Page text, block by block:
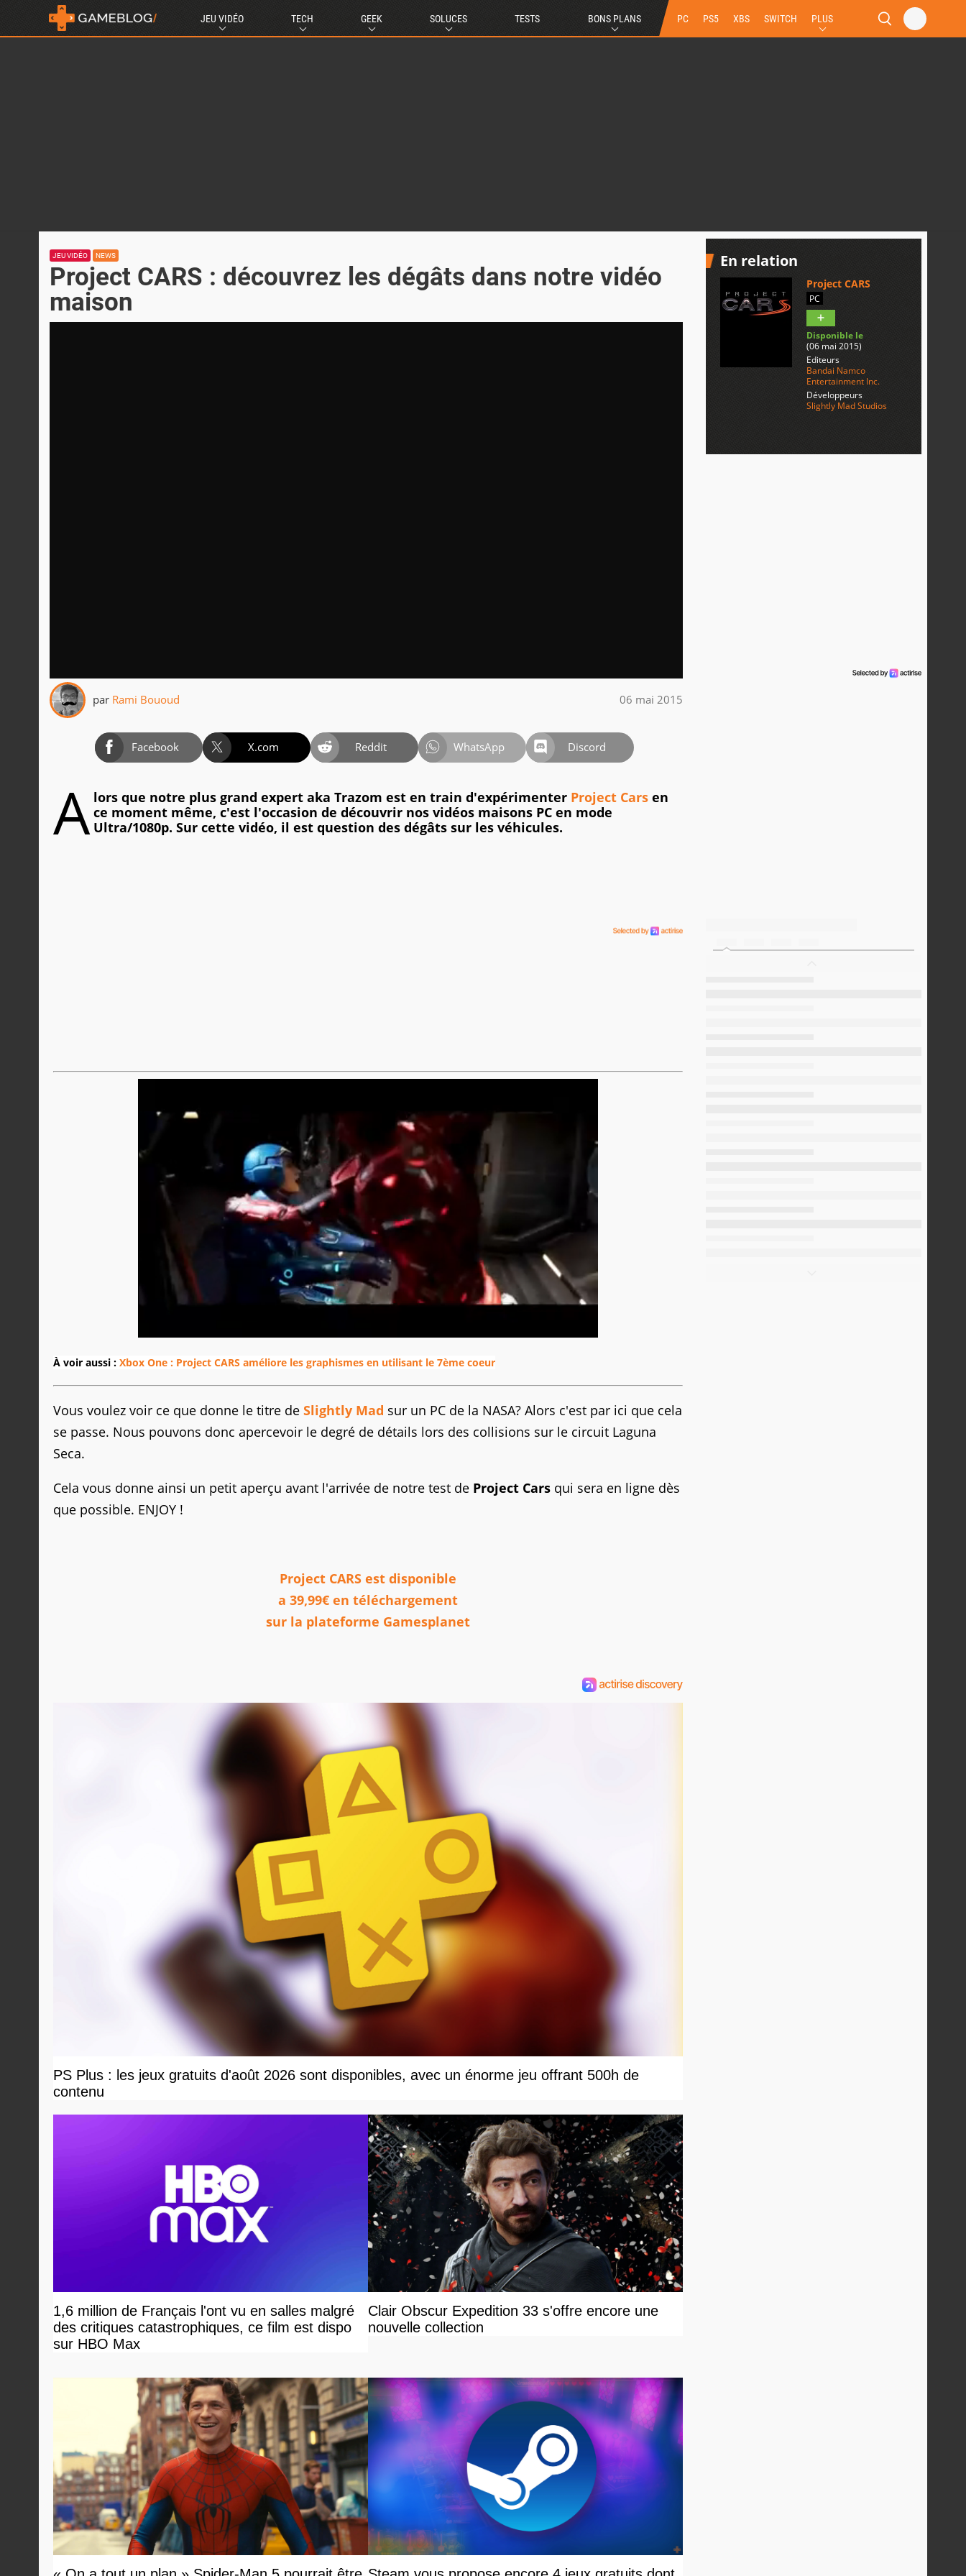
JEU VIDÉO TECH GEEK SOLUCES TESTS BONS PLANS PC PS5 XBS SWITCH PLUS
JEU VIDÉO NEWS
Project CARS : découvrez les dégâts dans notre vidéo
maison
par Rami Bououd 06 mai 2015
Facebook X.com Reddit WhatsApp Discord
A lors que notre plus grand expert aka Trazom est en train d'expérimenter Project Cars en
ce moment même, c'est l'occasion de découvrir nos vidéos maisons PC en mode
Ultra/1080p. Sur cette vidéo, il est question des dégâts sur les véhicules.
À voir aussi : Xbox One : Project CARS améliore les graphismes en utilisant le 7ème coeur
Vous voulez voir ce que donne le titre de Slightly Mad sur un PC de la NASA? Alors c'est par ici que cela
se passe. Nous pouvons donc apercevoir le degré de détails lors des collisions sur le circuit Laguna
Seca.
Cela vous donne ainsi un petit aperçu avant l'arrivée de notre test de Project Cars qui sera en ligne dès
que possible. ENJOY !
Project CARS est disponible
a 39,99€ en téléchargement
sur la plateforme Gamesplanet
PS Plus : les jeux gratuits d'août 2026 sont disponibles, avec un énorme jeu offrant 500h de
contenu
1,6 million de Français l'ont vu en salles malgré
des critiques catastrophiques, ce film est dispo
sur HBO Max
Clair Obscur Expedition 33 s'offre encore une
nouvelle collection
En relation
Project CARS
PC
Disponible le
(06 mai 2015)
Editeurs
Bandai Namco
Entertainment Inc.
Développeurs
Slightly Mad Studios